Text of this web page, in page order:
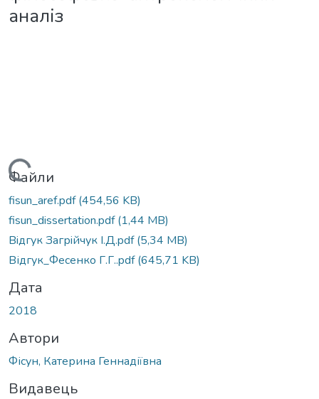
аналіз
Вантажиться...
Файли
fisun_aref.pdf(454,56 KB)
fisun_dissertation.pdf(1,44 MB)
Вiдгук Загрiйчук I.Д.pdf(5,34 MB)
Відгук_Фесенко Г.Г..pdf(645,71 KB)
Дата
2018
Автори
Фісун, Катерина Геннадіївна
Видавець